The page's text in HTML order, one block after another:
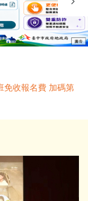
免收報名費 加碼第